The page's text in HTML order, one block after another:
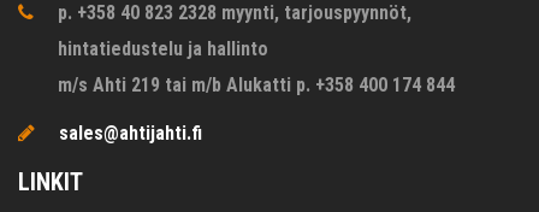
p. +358 40 823 2328 myynti, tarjouspyynnöt,
hintatiedustelu ja hallinto
m/s Ahti 219 tai m/b Alukatti p. +358 400 174 844
sales@ahtijahti.fi
LINKIT